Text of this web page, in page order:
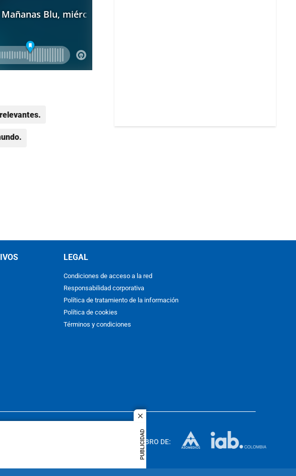
close
PUBLICIDAD
LEGAL
Condiciones de acceso a la red
Responsabilidad corporativa
Política de tratamiento de la información
Política de cookies
Términos y condiciones
traducción a cualquier idioma
is prohibited. All rights
MIEMBRO DE: